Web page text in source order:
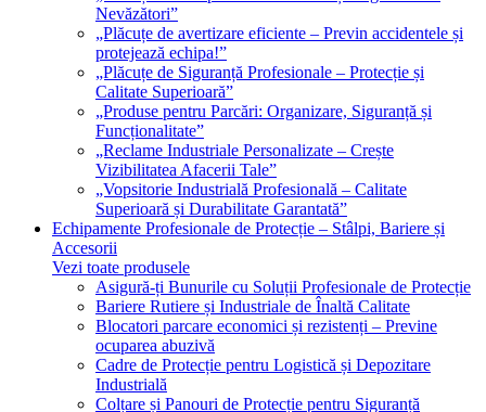
Nevăzători”
„Plăcuțe de avertizare eficiente – Previn accidentele și
protejează echipa!”
„Plăcuțe de Siguranță Profesionale – Protecție și
Calitate Superioară”
„Produse pentru Parcări: Organizare, Siguranță și
Funcționalitate”
„Reclame Industriale Personalizate – Crește
Vizibilitatea Afacerii Tale”
„Vopsitorie Industrială Profesională – Calitate
Superioară și Durabilitate Garantată”
Echipamente Profesionale de Protecție – Stâlpi, Bariere și
Accesorii
Vezi toate produsele
Asigură-ți Bunurile cu Soluții Profesionale de Protecție
Bariere Rutiere și Industriale de Înaltă Calitate
Blocatori parcare economici și rezistenți – Previne
ocuparea abuzivă
Cadre de Protecție pentru Logistică și Depozitare
Industrială
Colțare și Panouri de Protecție pentru Siguranță